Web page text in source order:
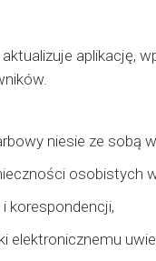
aplikację,
niesie ze sobą
osobistych
korespondencji,
elektronicznemu